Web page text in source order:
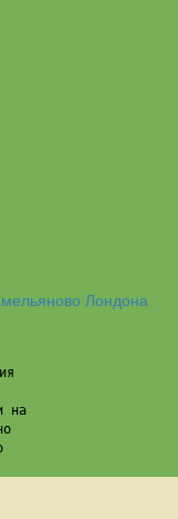
Лондона
на